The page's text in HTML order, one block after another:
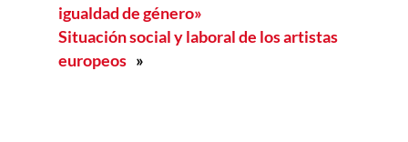
igualdad de género»
Situación social y laboral de los artistas
europeos »